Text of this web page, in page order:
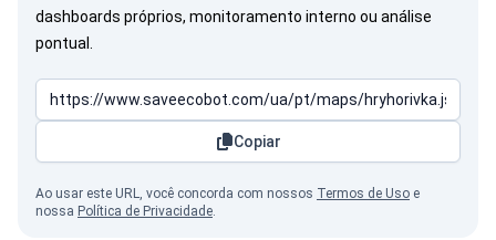
dashboards próprios, monitoramento interno ou análise
pontual.
Copiar
Ao usar este URL, você concorda com nossos Termos de Uso e
nossa Política de Privacidade.